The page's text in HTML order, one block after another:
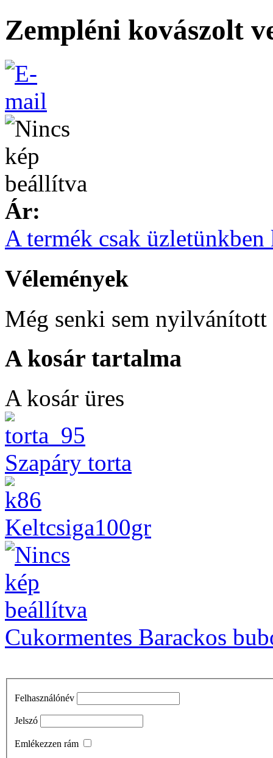
Zempléni kovászolt
Ár:
A termék csak
Vélemények
Még senki sem
A kosár tartalma
A kosár üres
Szapáry torta
Keltcsiga100gr
Cukormentes Barackos
Felhasználónév
Jelszó
Emlékezzen rám